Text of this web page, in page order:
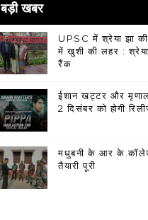
बड़ी खबर
UPSC में श्रेया झा
में खुशी की लहर : श्रेया
रैंक
ईशान खट्टर और मृणाल
2 दिसंबर को होगी
मधुबनी के आर
तैयारी पूरी